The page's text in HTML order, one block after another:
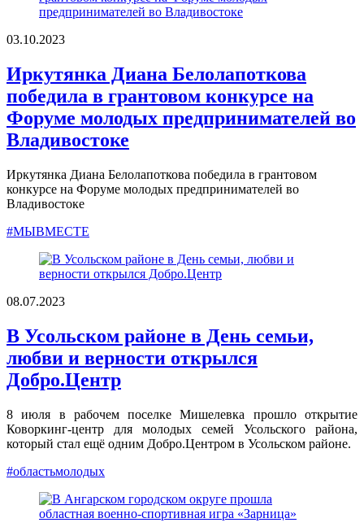
03.10.2023
Иркутянка Диана Белолапоткова
победила в грантовом конкурсе на
Форуме молодых предпринимателей во
Владивостоке
Иркутянка Диана Белолапоткова победила в грантовом
конкурсе на Форуме молодых предпринимателей во
Владивостоке
#МЫВМЕСТЕ
08.07.2023
В Усольском районе в День семьи,
любви и верности открылся
Добро.Центр
8 июля в рабочем поселке Мишелевка прошло открытие
Коворкинг-центр для молодых семей Усольского района,
который стал ещё одним Добро.Центром в Усольском районе.
#областьмолодых